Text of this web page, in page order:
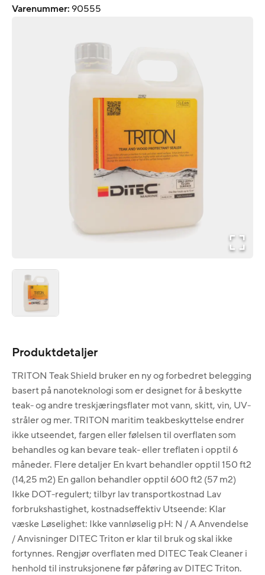
Varenummer: 90555
Produktdetaljer
TRITON Teak Shield bruker en ny og forbedret belegging
basert på nanoteknologi som er designet for å beskytte
teak- og andre treskjæringsflater mot vann, skitt, vin, UV-
stråler og mer. TRITON maritim teakbeskyttelse endrer
ikke utseendet, fargen eller følelsen til overflaten som
behandles og kan bevare teak- eller treflaten i opptil 6
måneder. Flere detaljer En kvart behandler opptil 150 ft2
(14,25 m2) En gallon behandler opptil 600 ft2 (57 m2)
Ikke DOT-regulert; tilbyr lav transportkostnad Lav
forbrukshastighet, kostnadseffektiv Utseende: Klar
væske Løselighet: Ikke vannløselig pH: N / A Anvendelse
/ Anvisninger DITEC Triton er klar til bruk og skal ikke
fortynnes. Rengjør overflaten med DITEC Teak Cleaner i
henhold til instruksjonene før påføring av DITEC Triton.